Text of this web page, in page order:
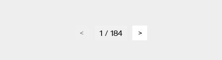
page1 / 184 page